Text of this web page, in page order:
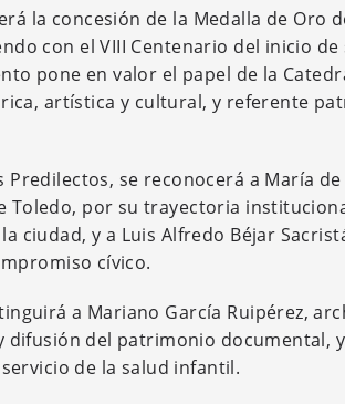
la concesión de la Medalla de Oro
con el VIII Centenario del inicio
pone en valor el papel de la
artística y cultural, y referente
se reconocerá a María
Toledo, por su trayectoria
ciudad, y a Luis Alfredo Béjar
cívico.
a Mariano García Ruipérez,
difusión del patrimonio documental,
de la salud infantil.